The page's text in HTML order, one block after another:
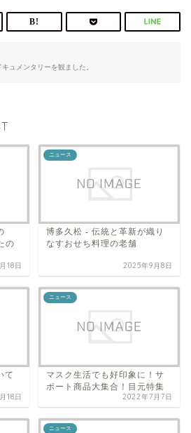
ュメンタリーを観ました。
の
18日
ニュース
博多久松 - 伝統と革新が織り
なすおせち料理の老舗
2025年9月8日
て
18日
ニュース
マスク生活でも好印象に！サ
ポート商品大集合！目元特集
2022年7月7日
ニュース